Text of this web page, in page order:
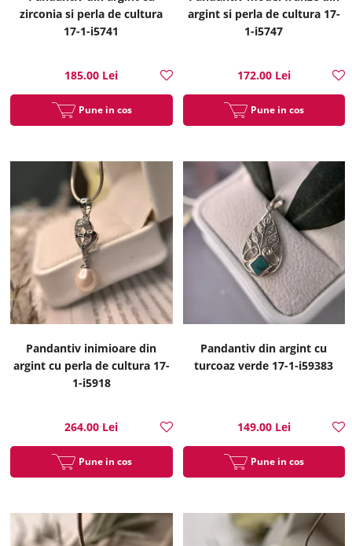
zirconia si perla de cultura
17-1-i5741
185.00 Lei
Pune in cos
argint si perla de cultura 17-
1-i5747
172.00 Lei
Pune in cos
Pandantiv inimioare din
argint cu perla de cultura 17-
1-i5918
264.00 Lei
Pune in cos
Pandantiv din argint cu
turcoaz verde 17-1-i59383
149.00 Lei
Pune in cos